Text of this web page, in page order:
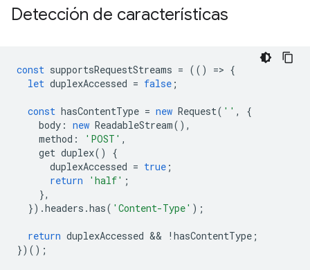
Detección de características
const supportsRequestStreams = (() => {
let duplexAccessed = false ;
const hasContentType = new Request( '' ,
{
body : new ReadableStream(),
method : 'POST' ,
get duplex()
{
duplexAccessed = true ;
return
'half' ;
},
}).headers .has( 'Content-Type' );
return duplexAccessed && ! hasContentType ;
})();